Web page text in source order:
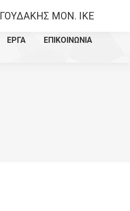
info@goudakis.gr
ΕΡΓΑ ΕΠΙΚΟΙΝΩΝΙΑ
ΓΟΥΔΑΚΗΣ MON. IKE